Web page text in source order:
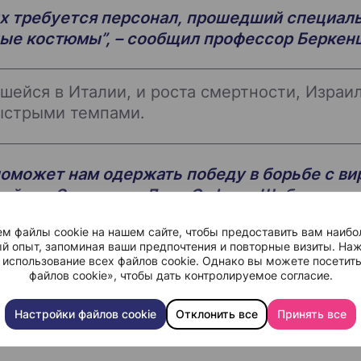
файлы cookie на нашем сайте, чтобы предоставить вам
опыт, запоминая ваши предпочтения и повторные визиты.
всех файлов cookie. Однако вы можете
файлов cookie», чтобы дать контролируемое согласие.
Настройки файлов cookie Отклонить все Принять все
требуется персонал, прошедший
костюмы”, – сообщил профессор
в Италии, и роста смертности,
темпами.
нам одержать победу в борьбе с
им. Эдмонда и Лили Сафрав Шибе.
терапии коронавируса Шибы
заболеваний Медицинского центра
представителем, о новом